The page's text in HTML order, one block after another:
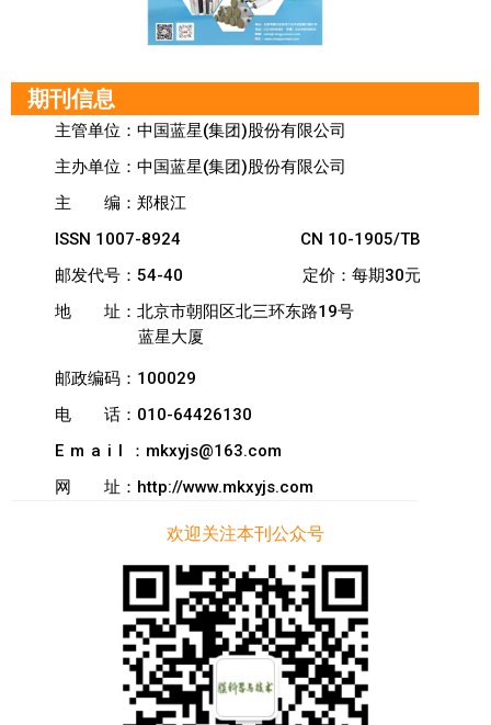
期刊信息
主管单位：中国蓝星(集团)股份有限公司
主办单位：中国蓝星(集团)股份有限公司
主 编：郑根江
ISSN 1007-8924
CN 10-1905/TB
邮发代号：54-40
定价：每期30元
地 址：北京市朝阳区北三环东路19号
蓝星大厦
邮政编码：100029
电 话：010-64426130
Email
：mkxyjs@163.com
网 址：http://www.mkxyjs.com
欢迎关注本刊公众号